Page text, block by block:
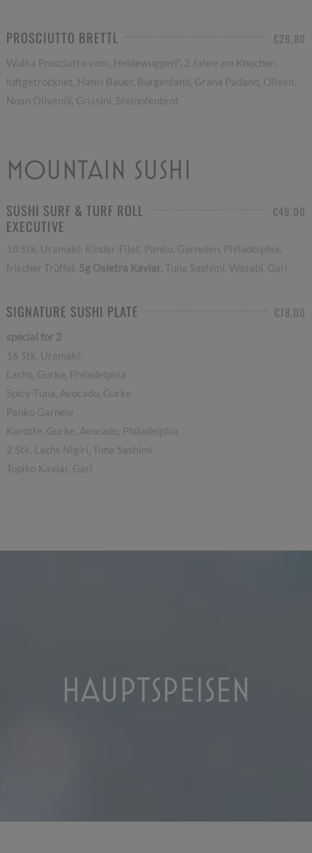
PROSCIUTTO BRETTL €26,80
Wulka Prosciutto vom „Heidewuggerl“, 2 Jahre am Knochen
luftgetrocknet, Hansi Bauer, Burgenland, Grana Padano, Oliven,
Noan Olivenöl, Grissini, Steinofenbrot
MOUNTAIN SUSHI
SUSHI SURF & TURF ROLL
EXECUTIVE
€49,00
10 Stk. Uramaki: Rinder-Filet, Panko, Garnelen, Philadelphia,
frischer Trüffel,
5g Osletra Kaviar, Tuna Sashimi, Wasabi, Gari
SIGNATURE SUSHI PLATE €78,00
special for 2
16 Stk. Uramaki:
Lachs, Gurke, Philadelphia
Spicy-Tuna, Avocado, Gurke
Panko Garnele
Karotte, Gurke, Avocado, Philadelphia
2 Stk. Lachs Nigiri, Tuna Sashimi
Topiko Kaviar, Gari
HAUPTSPEISEN